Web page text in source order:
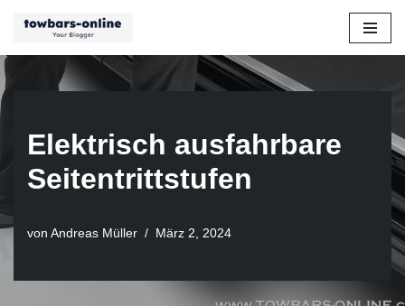
springen
Elektrisch ausfahrbare
Seitentrittstufen
von Andreas Müller März 2, 2024